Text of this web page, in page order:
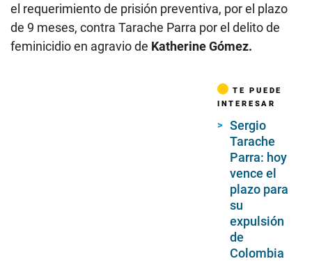
el requerimiento de prisión preventiva, por el plazo
de 9 meses, contra Tarache Parra por el delito de
feminicidio en agravio de Katherine Gómez.
TE PUEDE
INTERESAR
Sergio
Tarache
Parra: hoy
vence el
plazo para
su
expulsión
de
Colombia